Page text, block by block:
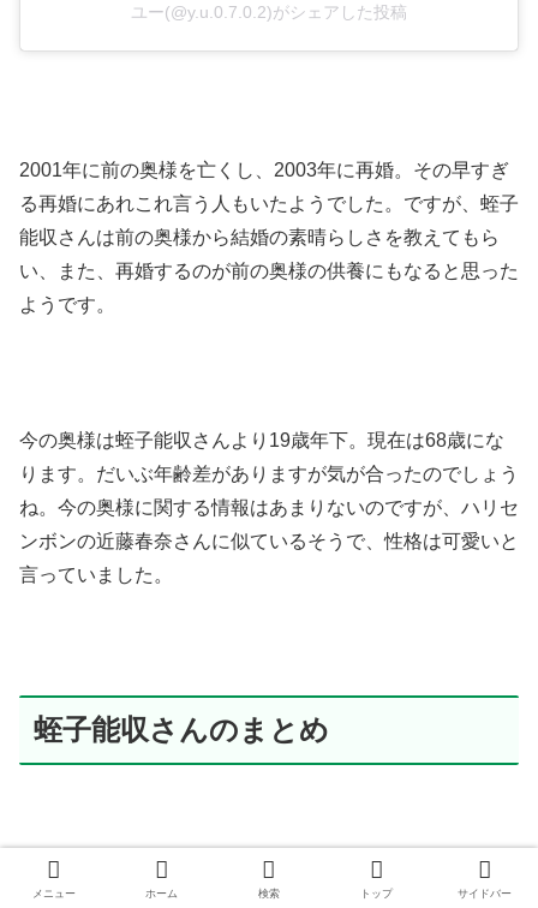
ユー(@y.u.0.7.0.2)がシェアした投稿
2001年に前の奥様を亡くし、2003年に再婚。その早すぎ
る再婚にあれこれ言う人もいたようでした。ですが、蛭子
能収さんは前の奥様から結婚の素晴らしさを教えてもら
い、また、再婚するのが前の奥様の供養にもなると思った
ようです。
今の奥様は蛭子能収さんより19歳年下。現在は68歳にな
ります。だいぶ年齢差がありますが気が合ったのでしょう
ね。今の奥様に関する情報はあまりないのですが、ハリセ
ンボンの近藤春奈さんに似ているそうで、性格は可愛いと
言っていました。
蛭子能収さんのまとめ
独特の空気をまとう蛭子能収さん。そのキャラクターが受
メニュー ホーム 検索 トップ サイドバー